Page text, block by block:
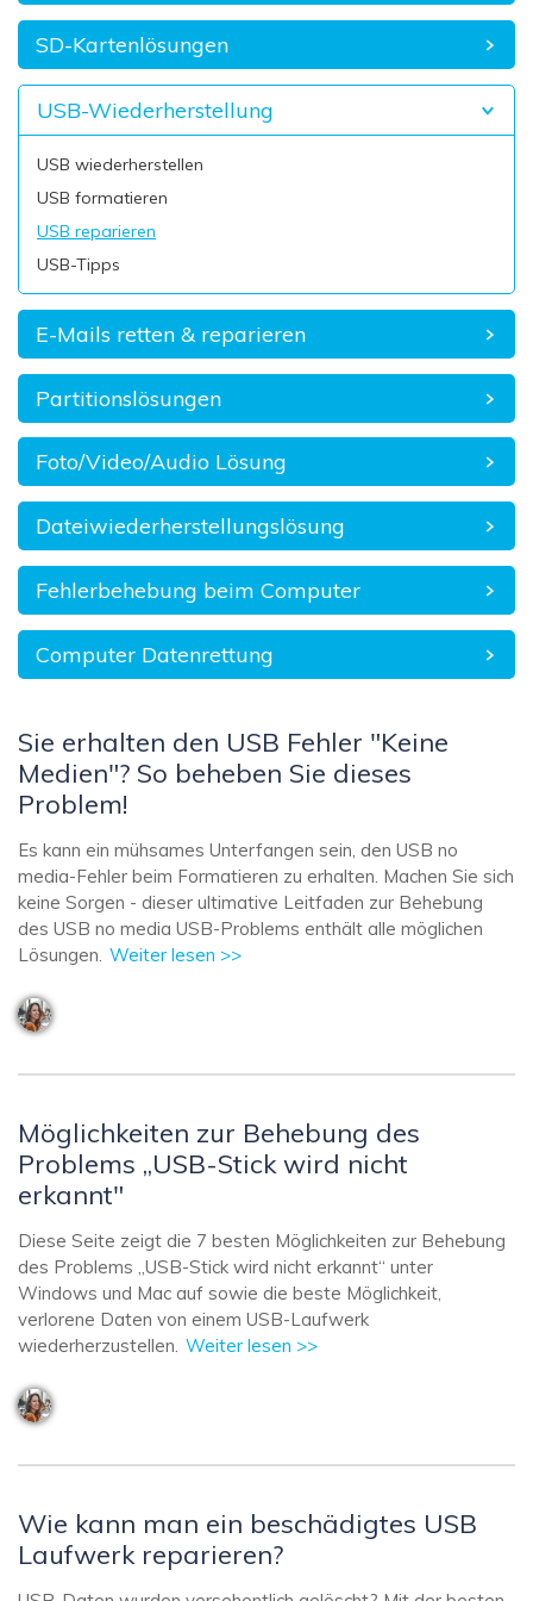
SD-Kartenlösungen
USB-Wiederherstellung
USB wiederherstellen
USB formatieren
USB reparieren
USB-Tipps
E-Mails retten & reparieren
Partitionslösungen
Foto/Video/Audio Lösung
Dateiwiederherstellungslösung
Fehlerbehebung beim Computer
Computer Datenrettung
Sie erhalten den USB Fehler "Keine
Medien"? So beheben Sie dieses
Problem!
Es kann ein mühsames Unterfangen sein, den USB no
media-Fehler beim Formatieren zu erhalten. Machen Sie sich
keine Sorgen - dieser ultimative Leitfaden zur Behebung
des USB no media USB-Problems enthält alle möglichen
Lösungen. Weiter lesen >>
Möglichkeiten zur Behebung des
Problems „USB-Stick wird nicht
erkannt"
Diese Seite zeigt die 7 besten Möglichkeiten zur Behebung
des Problems „USB-Stick wird nicht erkannt“ unter
Windows und Mac auf sowie die beste Möglichkeit,
verlorene Daten von einem USB-Laufwerk
wiederherzustellen. Weiter lesen >>
Wie kann man ein beschädigtes USB
Laufwerk reparieren?